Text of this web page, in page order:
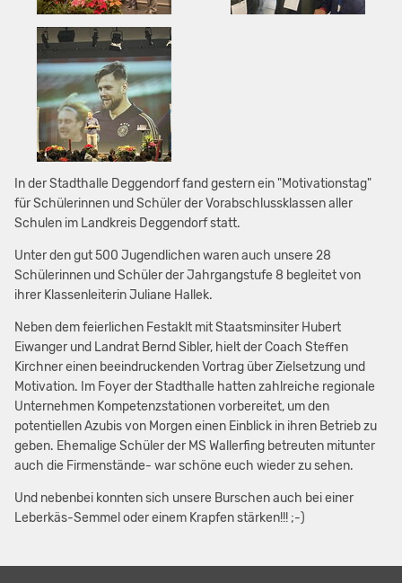
In der Stadthalle Deggendorf fand gestern ein "Motivationstag"
für Schülerinnen und Schüler der Vorabschlussklassen aller
Schulen im Landkreis Deggendorf statt.
Unter den gut 500 Jugendlichen waren auch unsere 28
Schülerinnen und Schüler der Jahrgangstufe 8 begleitet von
ihrer Klassenleiterin Juliane Hallek.
Neben dem feierlichen Festaklt mit Staatsminsiter Hubert
Eiwanger und Landrat Bernd Sibler, hielt der Coach Steffen
Kirchner einen beeindruckenden Vortrag über Zielsetzung und
Motivation. Im Foyer der Stadthalle hatten zahlreiche regionale
Unternehmen Kompetenzstationen vorbereitet, um den
potentiellen Azubis von Morgen einen Einblick in ihren Betrieb zu
geben. Ehemalige Schüler der MS Wallerfing betreuten mitunter
auch die Firmenstände- war schöne euch wieder zu sehen.
Und nebenbei konnten sich unsere Burschen auch bei einer
Leberkäs-Semmel oder einem Krapfen stärken!!! ;-)